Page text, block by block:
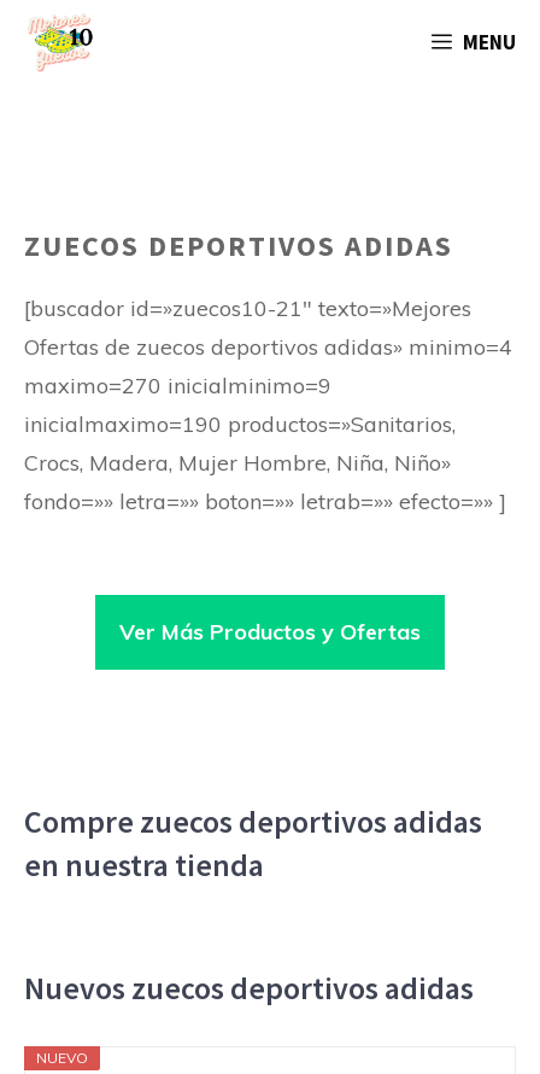
Saltar
MENU
ZUECOS DEPORTIVOS ADIDAS
[buscador id=»zuecos10-21″ texto=»Mejores
Ofertas de zuecos deportivos adidas» minimo=4
maximo=270 inicialminimo=9
inicialmaximo=190 productos=»Sanitarios,
Crocs, Madera, Mujer Hombre, Niña, Niño»
fondo=»» letra=»» boton=»» letrab=»» efecto=»» ]
Ver Más Productos y Ofertas
Compre zuecos deportivos adidas
en nuestra tienda
Nuevos zuecos deportivos adidas
NUEVO